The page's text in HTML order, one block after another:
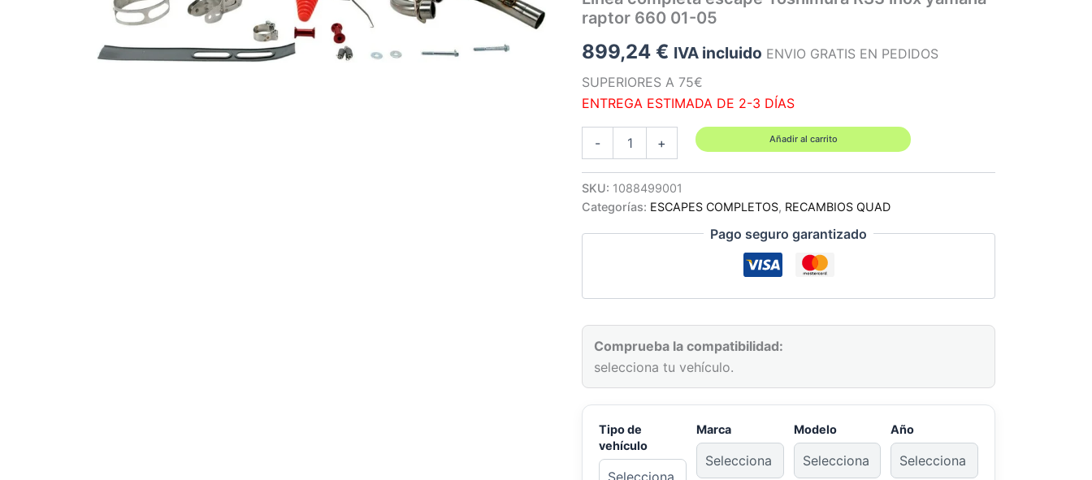
raptor 660 01-05
899,24€ IVA incluido ENVIO GRATIS EN PEDIDOS
SUPERIORES A 75€
ENTREGA ESTIMADA DE 2-3 DÍAS
-
completa
Yoshimura
inox
yamaha
05
+ Añadir al carrito
SKU: 1088499001
Categorías: ESCAPES COMPLETOS, RECAMBIOS QUAD
Pago seguro garantizado
Comprueba la compatibilidad:
selecciona tu vehículo.
Tipo de
vehículo
Marca Modelo Año